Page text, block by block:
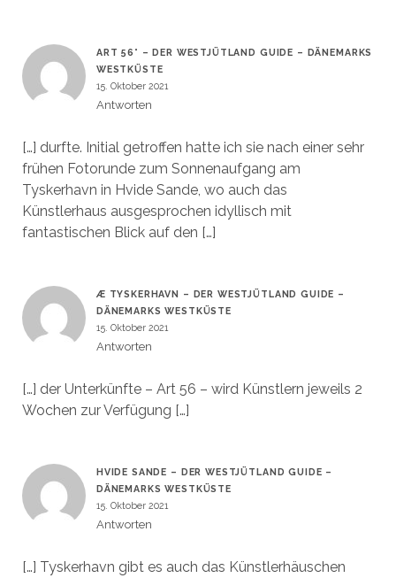
ART 56° – DER WESTJÜTLAND GUIDE – DÄNEMARKS
WESTKÜSTE
15. Oktober 2021
Antworten
[…] durfte. Initial getroffen hatte ich sie nach einer sehr
frühen Fotorunde zum Sonnenaufgang am
Tyskerhavn in Hvide Sande, wo auch das
Künstlerhaus ausgesprochen idyllisch mit
fantastischen Blick auf den […]
Æ TYSKERHAVN – DER WESTJÜTLAND GUIDE –
DÄNEMARKS WESTKÜSTE
15. Oktober 2021
Antworten
[…] der Unterkünfte – Art 56 – wird Künstlern jeweils 2
Wochen zur Verfügung […]
HVIDE SANDE – DER WESTJÜTLAND GUIDE –
DÄNEMARKS WESTKÜSTE
15. Oktober 2021
Antworten
[…] Tyskerhavn gibt es auch das Künstlerhäuschen